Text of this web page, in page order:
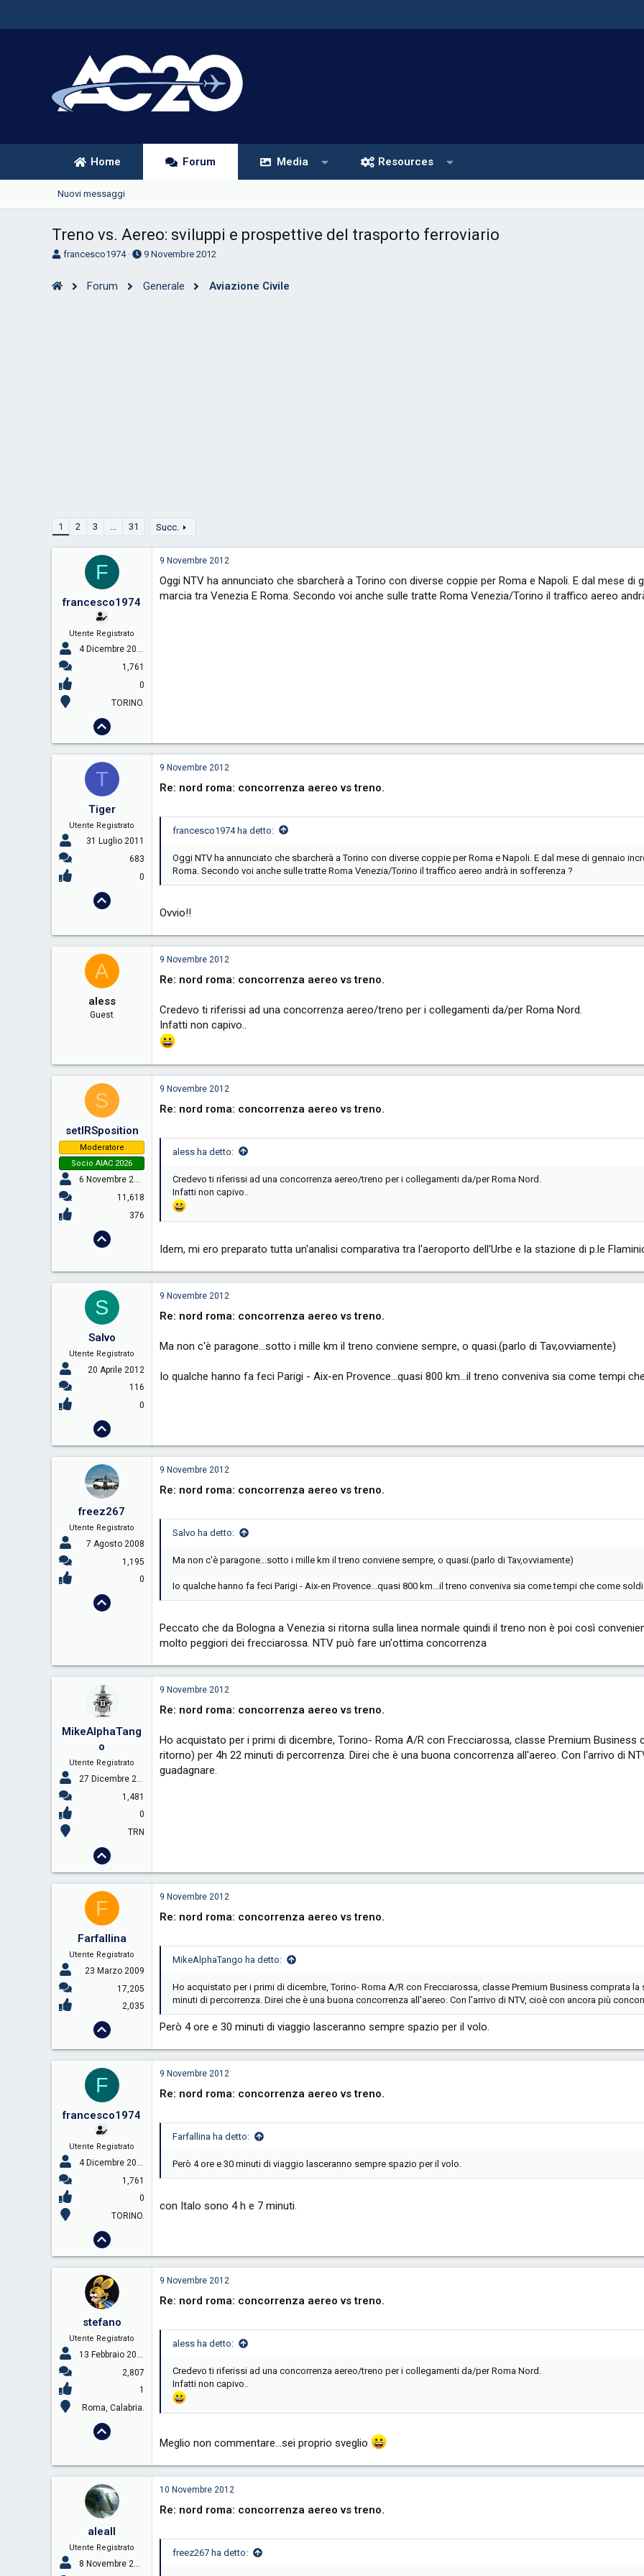
Home Forum Media Resources
Nuovi messaggi
Treno vs. Aereo: sviluppi e prospettive del trasporto ferroviario
A
francesco1974
D
t
a
9 Novembre 2012
Forum Generale Aviazione Civile
1 2 3 ... 31 Succ.
F
francesco1974
Utente Registrato
4 Dicembre 2005
1,761
0
TORINO.
9 Novembre 2012
Oggi NTV ha annunciato che sbarcherà a Torino con diverse coppie per Roma e Napoli. E dal mese
marcia tra Venezia E Roma. Secondo voi anche sulle tratte Roma Venezia/Torino il traffico aereo
T
Tiger
Utente Registrato
31 Luglio 2011
683
0
9 Novembre 2012
Re: nord roma: concorrenza aereo vs treno.
francesco1974 ha detto:
Oggi NTV ha annunciato che sbarcherà a Torino con diverse coppie per Roma e Napoli. E dal mese di gennaio
Roma. Secondo voi anche sulle tratte Roma Venezia/Torino il traffico aereo andrà in sofferenza ?
Ovvio!!
A
aless
Guest
9 Novembre 2012
Re: nord roma: concorrenza aereo vs treno.
Credevo ti riferissi ad una concorrenza aereo/treno per i collegamenti da/per Roma Nord.
Infatti non capivo..
S
setIRSposition
Moderatore
Socio AIAC 2026
6 Novembre 2005
11,618
376
9 Novembre 2012
Re: nord roma: concorrenza aereo vs treno.
aless ha detto:
Credevo ti riferissi ad una concorrenza aereo/treno per i collegamenti da/per Roma Nord.
Infatti non capivo..
Idem, mi ero preparato tutta un'analisi comparativa tra l'aeroporto dell'Urbe e la stazione di p.le
S
Salvo
Utente Registrato
20 Aprile 2012
116
0
9 Novembre 2012
Re: nord roma: concorrenza aereo vs treno.
Ma non c'è paragone...sotto i mille km il treno conviene sempre, o quasi.(parlo di Tav,ovviamente)
Io qualche hanno fa feci Parigi - Aix-en Provence...quasi 800 km...il treno conveniva sia come tempi
freez267
Utente Registrato
7 Agosto 2008
1,195
0
9 Novembre 2012
Re: nord roma: concorrenza aereo vs treno.
Salvo ha detto:
Ma non c'è paragone...sotto i mille km il treno conviene sempre, o quasi.(parlo di Tav,ovviamente)
Io qualche hanno fa feci Parigi - Aix-en Provence...quasi 800 km...il treno conveniva sia come tempi che come soldi.
Peccato che da Bologna a Venezia si ritorna sulla linea normale quindi il treno non è poi così
molto peggiori dei frecciarossa. NTV può fare un'ottima concorrenza
MikeAlphaTang
o
Utente Registrato
1,481
0
TRN
9 Novembre 2012
Re: nord roma: concorrenza aereo vs treno.
Ho acquistato per i primi di dicembre, Torino- Roma A/R con Frecciarossa, classe Premium
ritorno) per 4h 22 minuti di percorrenza. Direi che è una buona concorrenza all'aereo. Con l'arrivo di
guadagnare.
F
Farfallina
Utente Registrato
23 Marzo 2009
17,205
2,035
9 Novembre 2012
Re: nord roma: concorrenza aereo vs treno.
MikeAlphaTango ha detto:
Ho acquistato per i primi di dicembre, Torino- Roma A/R con Frecciarossa, classe Premium Business comprata
minuti di percorrenza. Direi che è una buona concorrenza all'aereo. Con l'arrivo di NTV, cioè con ancora più
Però 4 ore e 30 minuti di viaggio lasceranno sempre spazio per il volo.
F
francesco1974
Utente Registrato
1,761
0
TORINO.
9 Novembre 2012
Re: nord roma: concorrenza aereo vs treno.
Farfallina ha detto:
Però 4 ore e 30 minuti di viaggio lasceranno sempre spazio per il volo.
con Italo sono 4 h e 7 minuti.
stefano
Utente Registrato
2,807
1
Roma, Calabria.
9 Novembre 2012
Re: nord roma: concorrenza aereo vs treno.
aless ha detto:
Credevo ti riferissi ad una concorrenza aereo/treno per i collegamenti da/per Roma Nord.
Infatti non capivo..
Meglio non commentare...sei proprio sveglio
aleall
Utente Registrato
8 Novembre 2007
10 Novembre 2012
Re: nord roma: concorrenza aereo vs treno.
freez267 ha detto: